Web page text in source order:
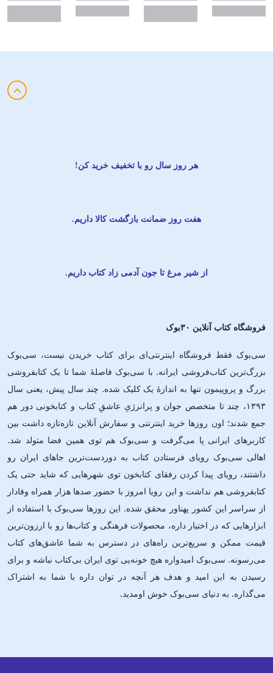
هر روز سال رو با تخفیف خرید کن!
هفت روز ضمانت بازگشت کالا داریم.
از شیر مرغ تا جون آدمی زاد کتاب داریم.
فروشگاه کتاب آنلاین ۳۰بوک
سی‌بوک فقط فروشگاه اینترنتی‌ای برای کتاب خریدن نیست، سی‌بوک
بزرگ‌ترین کتاب‌فروشی ایرانه. با سی‌بوک فاصلۀ شما تا یک کتابفروشی
بزرگ و پروپیمون تنها به اندازۀ یک کلیک شده. چند سال پیش، یعنی سال
۱۳۹۳، چند تا متخصص جوان و پرانرژیِ عاشقِ کتاب و کتابخونی دور هم
جمع شدند؛ اون‌ روزها خرید اینترنتی و سفارش آنلاین تازه‌تازه داشت بین
کاربرهای ایرانی پا می‌گرفت و سی‌بوک هم توی همین فضا متولد شد.
اهالی سی‌بوک رویای فرستادن کتاب به دوردست‌ترین جاهای ایران رو
داشتند، رویای پیدا کردن رفقای کتابخون توی شهرهایی که شاید حتی یک
کتابفروشی هم نداشت و این رویا امروز با حضور صدها هزار همراه وفادار
از سراسر این کشور پهناور محقق شده. این ‌روزها سی‌بوک با استفاده از
ابزارهایی که در اختیار داره، محصولات فرهنگی و کتاب‌ها رو با ارزون‌ترین
قیمت ممکن و سریع‌ترین راه‌های در دسترس به شما عاشق‌های کتاب
می‌رسونه. سی‌بوک امیدواره هیچ خونه‌یی توی ایران بی‌کتاب نباشه و برای
رسیدن به این امید و هدف هر آنچه در توان داره با شما به اشتراک
می‌گذاره. به دنیای سی‌بوک خوش اومدید.